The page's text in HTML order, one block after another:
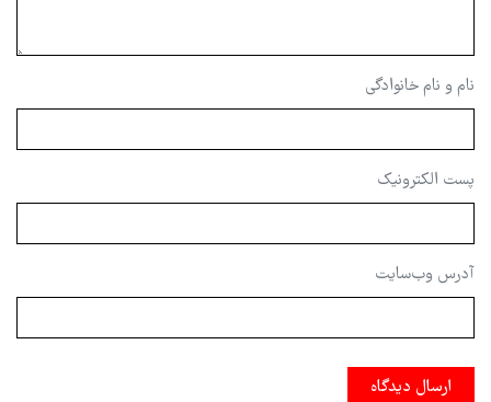
نام و نام خانوادگی
پست الکترونیک
آدرس وب‌سایت
ارسال دیدگاه